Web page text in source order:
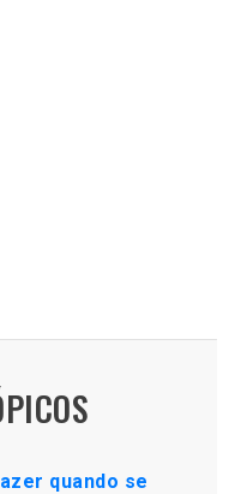
quando se